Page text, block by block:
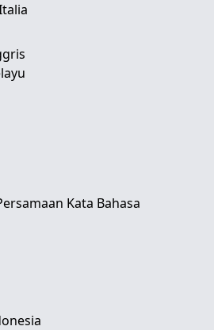
Kata Bahasa